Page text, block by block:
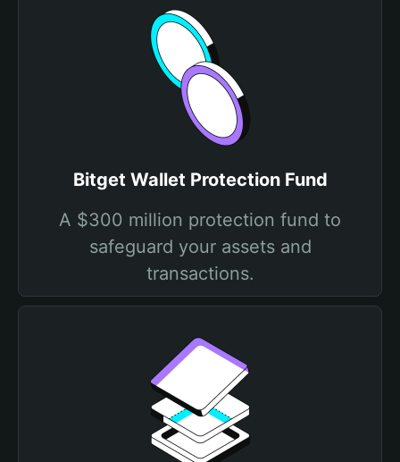
Bitget Wallet Protection Fund
A $300 million protection fund to
safeguard your assets and
transactions.